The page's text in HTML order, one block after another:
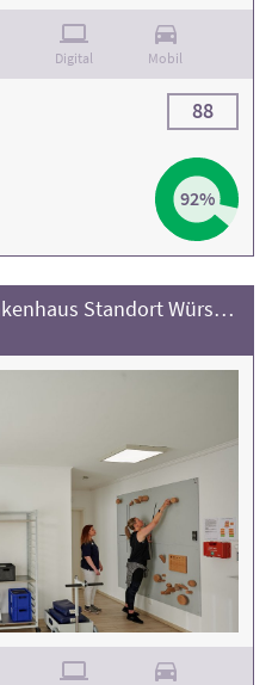
Digital Mobil
92%
88
Ambulante Reha am Krankenhaus Standort Würselen